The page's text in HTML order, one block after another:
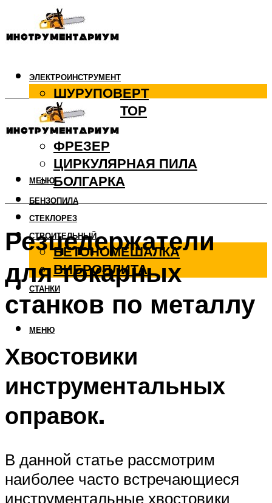
ЭЛЕКТРОИНСТРУМЕНТ
ШУРУПОВЕРТ
ПЕРФОРАТОР
ДРЕЛЬ
ФРЕЗЕР
ЦИРКУЛЯРНАЯ ПИЛА
БОЛГАРКА
БЕНЗОПИЛА
СТЕКЛОРЕЗ
СТРОИТЕЛЬНЫЙ
БЕТОНОМЕШАЛКА
ВИБРОПЛИТА
СТАНКИ
МЕНЮ
МЕНЮ
Резцедержатели
для токарных
станков по металлу
Хвостовики
инструментальных
оправок.
В данной статье рассмотрим
наиболее часто встречающиеся
инструментальные хвостовики